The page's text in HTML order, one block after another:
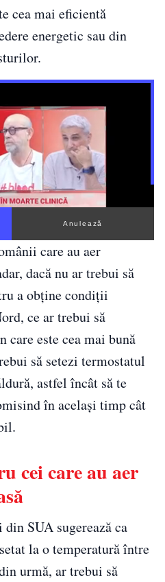
cea mai eficientă
energetic sau din
Anulează
care au aer
dacă nu ar trebui să
a obține condiții
ce ar trebui să
care este cea mai bună
să setezi termostatul
astfel încât să te
în același timp cât
cei care au aer
SUA sugerează ca
la o temperatură între
urmă, ar trebui să